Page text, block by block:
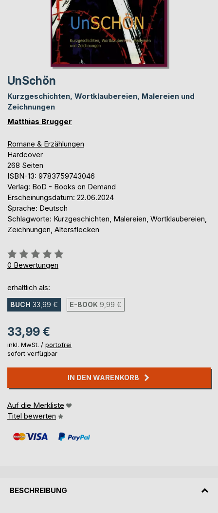
UnSchön
Kurzgeschichten, Wortklaubereien, Malereien und
Zeichnungen
Matthias Brugger
Romane & Erzählungen
Hardcover
268 Seiten
ISBN-13: 9783759743046
Verlag: BoD - Books on Demand
Erscheinungsdatum: 22.06.2024
Sprache: Deutsch
Schlagworte: Kurzgeschichten, Malereien, Wortklaubereien,
Zeichnungen, Altersflecken
Bewertung::
0%
0 Bewertungen
erhältlich als:
BUCH 33,99 € E-BOOK 9,99 €
33,99 €
inkl. MwSt. / portofrei
sofort verfügbar
IN DEN WARENKORB
Auf die Merkliste
Titel bewerten
BESCHREIBUNG